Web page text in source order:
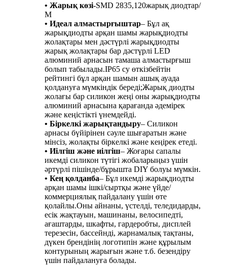
• Жарық көзі-SMD 2835,120жарық диодтар/
М
• Идеал алмастырғыштар– Бұл ақ
жарықдиодты арқан шамы жарықдиодты
жолақтары мен дәстүрлі жарықдиодты
жарық жолақтары бар дәстүрлі LED
алюминий арнасын тамаша алмастырғыш
болып табылады.IP65 су өткізбейтін
рейтингі бұл арқан шамын ашық ауада
қолдануға мүмкіндік береді;Жарық диодты
жолағы бар силикон жеңі оны жарықдиодты
алюминий арнасына қарағанда әдемірек
және кеңістікті үнемдейді.
• Біркелкі жарықтандыру– Силикон
арнасы бүйірінен сәуле шығаратын және
мінсіз, жолақты біркелкі және кеңірек етеді.
• Иілгіш және иілгіш– Жоғары сапалы
икемді силикон түтігі жобаларыңыз үшін
әртүрлі пішінде/бұрышта DIY болуы мүмкін.
• Кең қолданба– Бұл икемді жарықдиодты
арқан шамы ішкі/сыртқы және үйде/
коммерциялық пайдалану үшін өте
қолайлы.Оны айнаны, үстелді, теледидарды,
есік жақтауын, машинаны, велосипедті,
ағаштарды, шкафты, гардеробты, дисплей
терезесін, бассейнді, жарнамалық тақтаны,
дүкен брендінің логотипін және құрылым
контурының жарығын және т.б. безендіру
үшін пайдалануға болады.